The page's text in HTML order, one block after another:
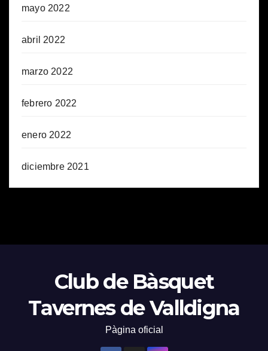
mayo 2022
abril 2022
marzo 2022
febrero 2022
enero 2022
diciembre 2021
Club de Bàsquet
Tavernes de Valldigna
Pàgina oficial